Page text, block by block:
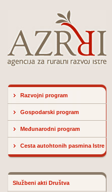
Razvojni program
Gospodarski program
Međunarodni program
Cesta autohtonih pasmina Istre
Službeni akti Društva